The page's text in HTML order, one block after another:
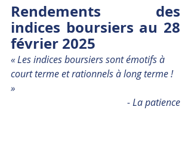
Rendements des
indices boursiers au 28
février 2025
« Les indices boursiers sont émotifs à
court terme et rationnels à long terme !
»
- La patience